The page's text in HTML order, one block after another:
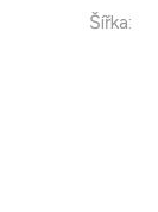
Šířka: